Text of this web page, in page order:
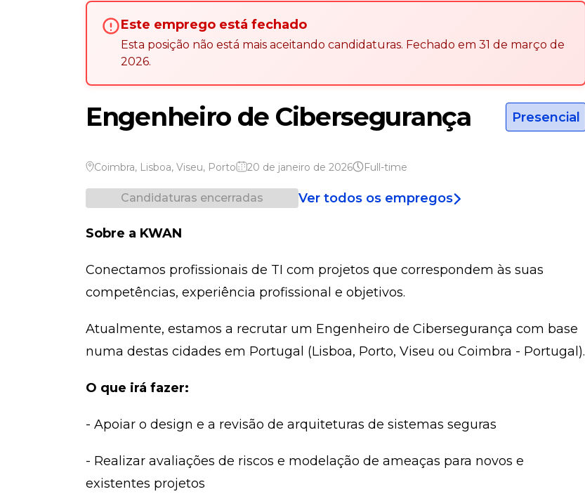
Este emprego está fechado
Esta posição não está mais aceitando candidaturas. Fechado em 31 de março de
2026.
Engenheiro de Cibersegurança Presencial
Coimbra, Lisboa, Viseu, Porto 20 de janeiro de 2026 Full-time
Candidaturas encerradas Ver todos os empregos
Sobre a KWAN
Conectamos profissionais de TI com projetos que correspondem às suas
competências, experiência profissional e objetivos.
Atualmente, estamos a recrutar um Engenheiro de Cibersegurança com base
numa destas cidades em Portugal (Lisboa, Porto, Viseu ou Coimbra - Portugal).
O que irá fazer:
- Apoiar o design e a revisão de arquiteturas de sistemas seguras
- Realizar avaliações de riscos e modelação de ameaças para novos e
existentes projetos